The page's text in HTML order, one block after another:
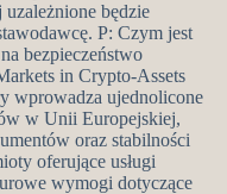
uzależnione będzie
P: Czym jest
bezpieczeństwo
in Crypto-Assets
wprowadza ujednolicone
w Unii Europejskiej,
oraz stabilności
oferujące usługi
wymogi dotyczące